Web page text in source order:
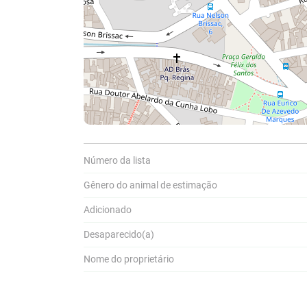
Número da lista
Gênero do animal de estimação
Adicionado
Desaparecido(a)
Nome do proprietário